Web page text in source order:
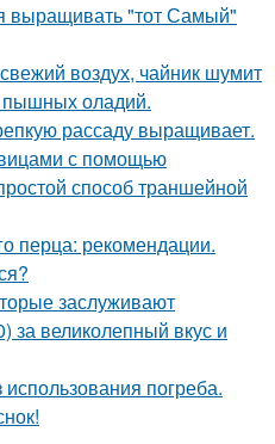
выращивать "тот Самый"
воздух, чайник шумит
пышных оладий.
рассаду выращивает.
с помощью
способ траншейной
перца: рекомендации.
заслуживают
за великолепный вкус и
погреба.